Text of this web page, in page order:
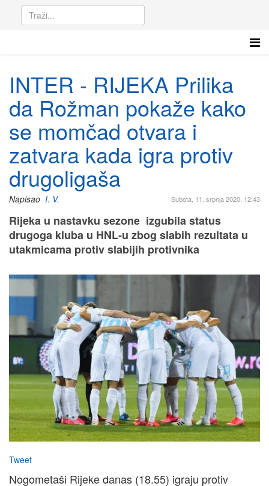
INTER - RIJEKA Prilika
da Rožman pokaže kako
se momčad otvara i
zatvara kada igra protiv
drugoligaša
Subota, 11. srpnja 2020. 12:43
Napisao I. V.
Rijeka u nastavku sezone izgubila status
drugoga kluba u HNL-u zbog slabih rezultata u
utakmicama protiv slabijih protivnika
Tweet
Nogometaši Rijeke danas (18.55) igraju protiv